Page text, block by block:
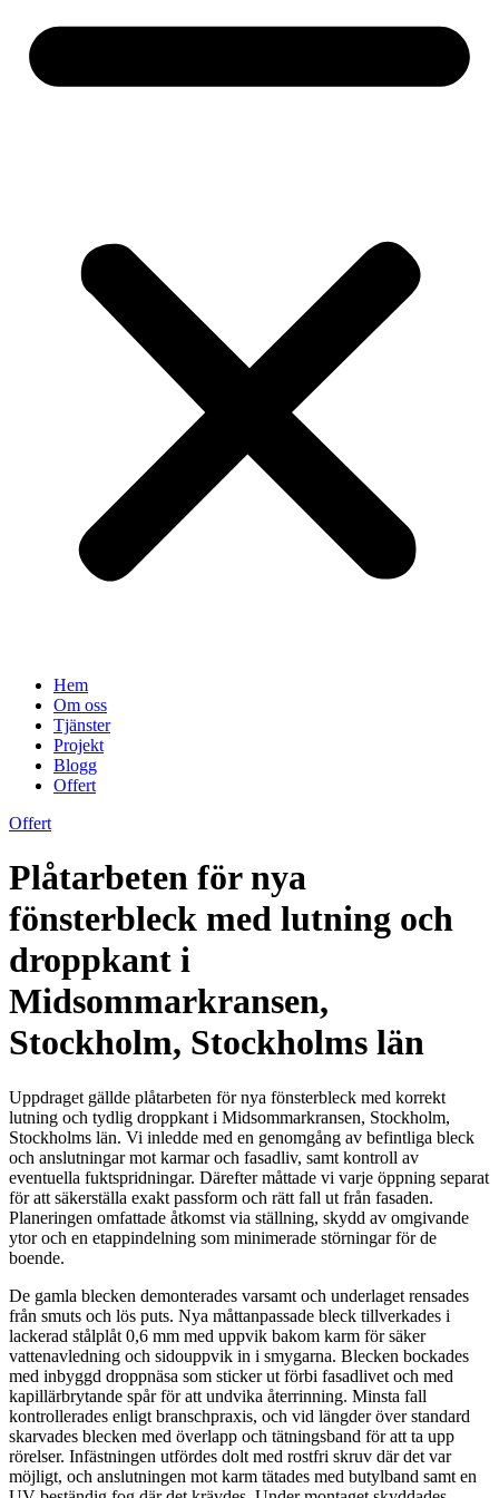
Hem
Om oss
Tjänster
Projekt
Blogg
Offert
Offert
Plåtarbeten för nya
fönsterbleck med lutning och
droppkant i
Midsommarkransen,
Stockholm, Stockholms län
Uppdraget gällde plåtarbeten för nya fönsterbleck med korrekt
lutning och tydlig droppkant i Midsommarkransen, Stockholm,
Stockholms län. Vi inledde med en genomgång av befintliga bleck
och anslutningar mot karmar och fasadliv, samt kontroll av
eventuella fuktspridningar. Därefter måttade vi varje öppning separat
för att säkerställa exakt passform och rätt fall ut från fasaden.
Planeringen omfattade åtkomst via ställning, skydd av omgivande
ytor och en etappindelning som minimerade störningar för de
boende.
De gamla blecken demonterades varsamt och underlaget rensades
från smuts och lös puts. Nya måttanpassade bleck tillverkades i
lackerad stålplåt 0,6 mm med uppvik bakom karm för säker
vattenavledning och sidouppvik in i smygarna. Blecken bockades
med inbyggd droppnäsa som sticker ut förbi fasadlivet och med
kapillärbrytande spår för att undvika återrinning. Minsta fall
kontrollerades enligt branschpraxis, och vid längder över standard
skarvades blecken med överlapp och tätningsband för att ta upp
rörelser. Infästningen utfördes dolt med rostfri skruv där det var
möjligt, och anslutningen mot karm tätades med butylband samt en